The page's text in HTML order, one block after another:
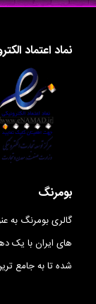
نماد اعتماد
بومرنگ
گالری بومرنگ به
های ایران با یک
شده تا به جامع